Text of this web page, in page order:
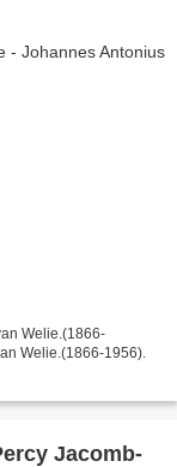
Welie.(1866-
Welie.(1866-1956).
Jacomb-